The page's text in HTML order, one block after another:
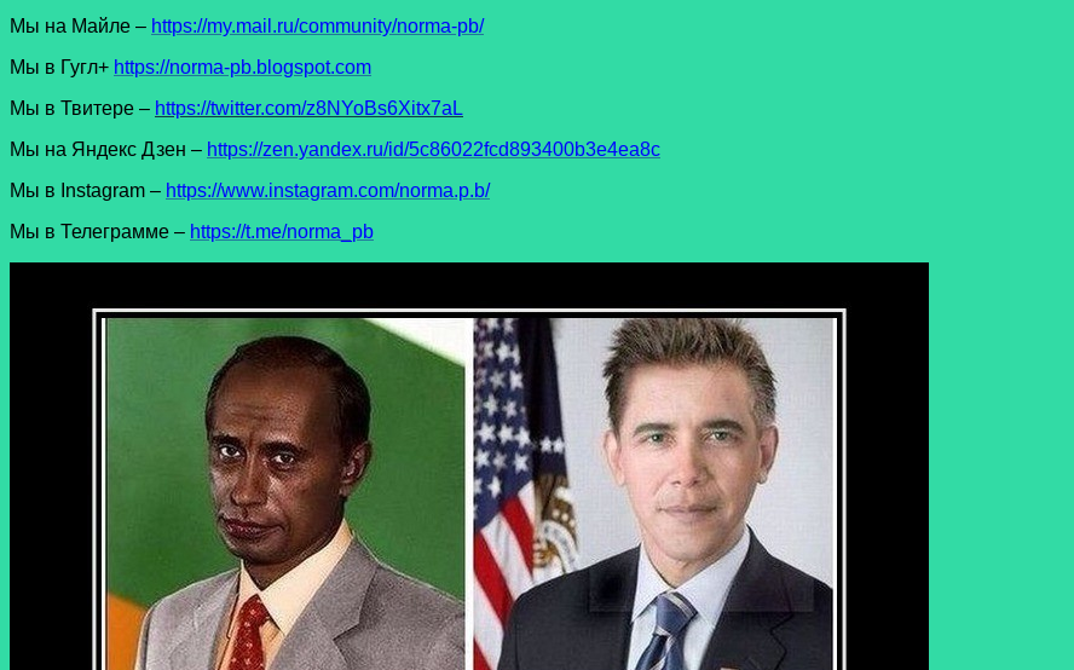
Мы на Майле – https://my.mail.ru/community/norma-pb/
Мы в Гугл+ https://norma-pb.blogspot.com
Мы в Твитере – https://twitter.com/z8NYoBs6Xitx7aL
Мы на Яндекс Дзен – https://zen.yandex.ru/id/5c86022fcd893400b3e4ea8c
Мы в Instagram – https://www.instagram.com/norma.p.b/
Мы в Телеграмме – https://t.me/norma_pb